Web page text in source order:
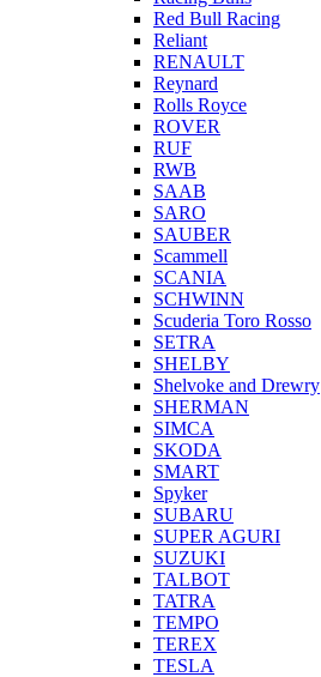
Red Bull Racing
Reliant
RENAULT
Reynard
Rolls Royce
ROVER
RUF
RWB
SAAB
SARO
SAUBER
Scammell
SCANIA
SCHWINN
Scuderia Toro Rosso
SETRA
SHELBY
Shelvoke and Drewry
SHERMAN
SIMCA
SKODA
SMART
Spyker
SUBARU
SUPER AGURI
SUZUKI
TALBOT
TATRA
TEMPO
TEREX
TESLA